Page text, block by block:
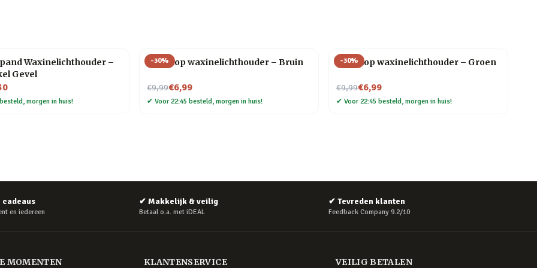
Waxinelichthouder –
Gevel
morgen in huis!
-30%
Theekop waxinelichthouder – Bruin
€9,99
Nu voor€6,99
✔ Voor 22:45 besteld, morgen in huis!
-30%
Theekop waxinelichthouder – Groen
€9,99
Nu voor€6,99
✔ Voor 22:45 besteld, morgen in huis!
cadeaus
en iedereen
✔ Makkelijk & veilig
Betaal o.a. met iDEAL
✔ Tevreden klanten
Feedback Company 9.2/10
MOMENTEN KLANTENSERVICE VEILIG BETALEN